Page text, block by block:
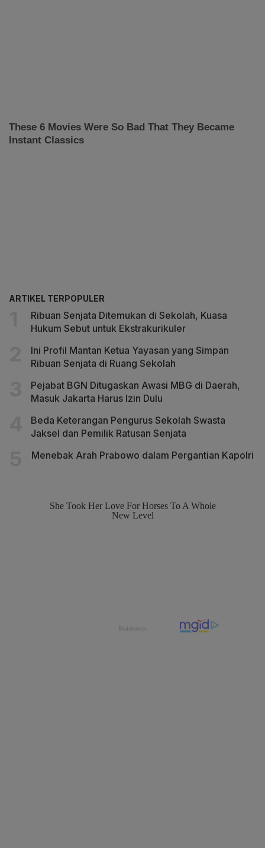
ARTIKEL TERPOPULER
Ribuan Senjata Ditemukan di Sekolah, Kuasa
Hukum Sebut untuk Ekstrakurikuler
Ini Profil Mantan Ketua Yayasan yang Simpan
Ribuan Senjata di Ruang Sekolah
Pejabat BGN Ditugaskan Awasi MBG di Daerah,
Masuk Jakarta Harus Izin Dulu
Beda Keterangan Pengurus Sekolah Swasta
Jaksel dan Pemilik Ratusan Senjata
Menebak Arah Prabowo dalam Pergantian Kapolri